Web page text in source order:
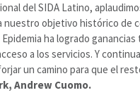
del SIDA Latino,
nuestro objetivo histórico de
ha logrado
a los servicios. Y
un camino para que el
Andrew Cuomo.